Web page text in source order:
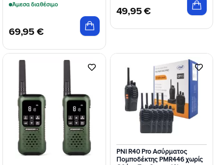
69,95 €
Άμεσα διαθέσιμο
49,95€
Προσθήκη
στη Λίστα
Επιθυμιών
PNI R40 Pro Ασύρματος
Πομποδέκτης PMR446 χωρίς